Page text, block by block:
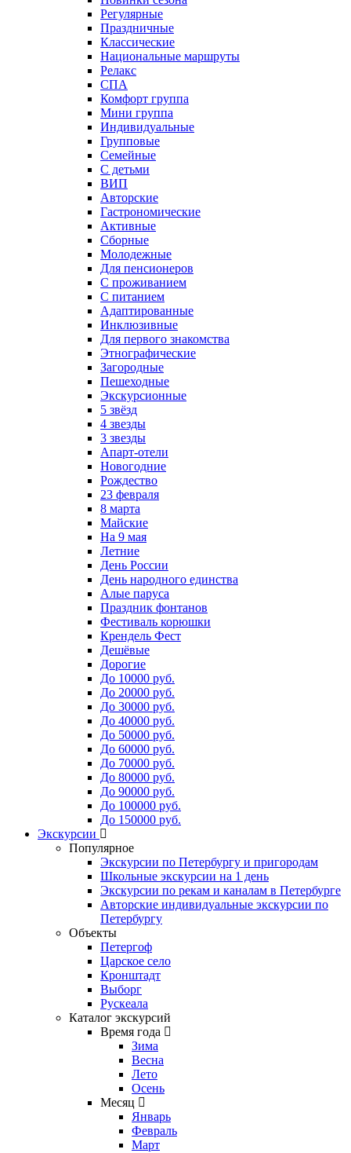
Регулярные
Праздничные
Классические
Национальные маршруты
Релакс
СПА
Комфорт группа
Мини группа
Индивидуальные
Групповые
Семейные
С детьми
ВИП
Авторские
Гастрономические
Активные
Сборные
Молодежные
Для пенсионеров
С проживанием
С питанием
Адаптированные
Инклюзивные
Для первого знакомства
Этнографические
Загородные
Пешеходные
Экскурсионные
5 звёзд
4 звезды
3 звезды
Апарт-отели
Новогодние
Рождество
23 февраля
8 марта
Майские
На 9 мая
Летние
День России
День народного единства
Алые паруса
Праздник фонтанов
Фестиваль корюшки
Крендель Фест
Дешёвые
Дорогие
До 10000 руб.
До 20000 руб.
До 30000 руб.
До 40000 руб.
До 50000 руб.
До 60000 руб.
До 70000 руб.
До 80000 руб.
До 90000 руб.
До 100000 руб.
До 150000 руб.
Экскурсии
Популярное
Экскурсии по Петербургу и пригородам
Школьные экскурсии на 1 день
Экскурсии по рекам и каналам в Петербурге
Авторские индивидуальные экскурсии по
Петербургу
Объекты
Петергоф
Царское село
Кронштадт
Выборг
Рускеала
Каталог экскурсий
Время года
Зима
Весна
Лето
Осень
Месяц
Январь
Февраль
Март